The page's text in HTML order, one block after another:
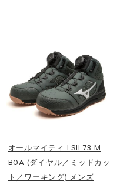
オールマイティ LSII 73 M
BOA (ダイヤル／ミッドカッ
ト／ワーキング) メンズ